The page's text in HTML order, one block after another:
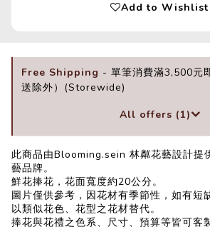
Add to Wishlist
Free Shipping - 單筆消費滿3,500元
送除外）(Storewide)
All offers (1)
此商品由Blooming.sein 林粼花藝設計提
藝品牌。
鮮花捧花，花面寬度約20公分。
圖片僅供參考，因花材有季節性，如有短
以類似花色、花型之花材替代。
捧花與花禮之色系、尺寸、預算等皆可客